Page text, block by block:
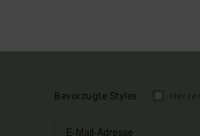
Bevorzugte Styles